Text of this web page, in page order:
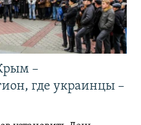
–
где украинцы –